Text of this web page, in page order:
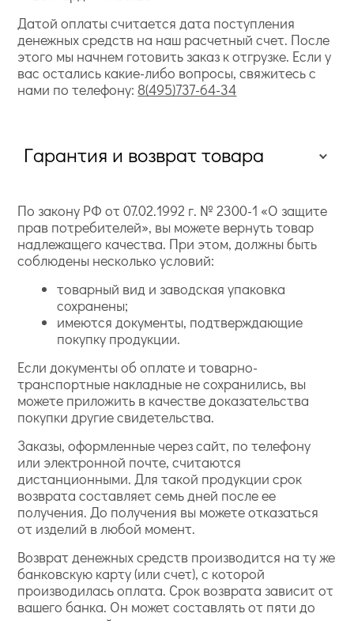
Датой оплаты считается дата поступления
денежных средств на наш расчетный счет. После
этого мы начнем готовить заказ к отгрузке. Если у
вас остались какие-либо вопросы, свяжитесь с
нами по телефону: 8(495)737-64-34
Гарантия и возврат товара
По закону РФ от 07.02.1992 г. № 2300-1 «О защите
прав потребителей», вы можете вернуть товар
надлежащего качества. При этом, должны быть
соблюдены несколько условий:
товарный вид и заводская упаковка
сохранены;
имеются документы, подтверждающие
покупку продукции.
Если документы об оплате и товарно-
транспортные накладные не сохранились, вы
можете приложить в качестве доказательства
покупки другие свидетельства.
Заказы, оформленные через сайт, по телефону
или электронной почте, считаются
дистанционными. Для такой продукции срок
возврата составляет семь дней после ее
получения. До получения вы можете отказаться
от изделий в любой момент.
Возврат денежных средств производится на ту же
банковскую карту (или счет), с которой
производилась оплата. Срок возврата зависит от
вашего банка. Он может составлять от пяти до